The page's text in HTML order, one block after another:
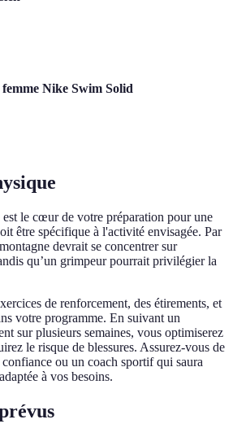
Nike Swim Solid
le cœur de votre préparation pour une
être spécifique à l'activité envisagée. Par
devrait se concentrer sur
qu’un grimpeur pourrait privilégier la
de renforcement, des étirements, et
votre programme. En suivant un
sur plusieurs semaines, vous optimiserez
le risque de blessures. Assurez-vous de
ou un coach sportif qui saura
à vos besoins.